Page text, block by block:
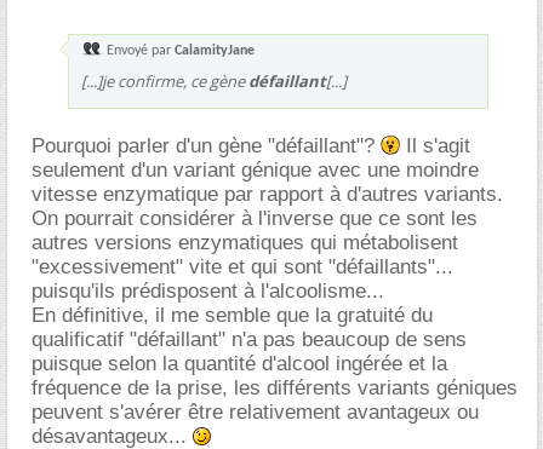
Envoyé par CalamityJane
[...]je confirme, ce gènedéfaillant[...]
Pourquoi parler d'un gène "défaillant"?
Il s'agit
seulement d'un variant génique avec une moindre
vitesse enzymatique par rapport à d'autres variants.
On pourrait considérer à l'inverse que ce sont les
autres versions enzymatiques qui métabolisent
"excessivement" vite et qui sont "défaillants"...
puisqu'ils prédisposent à l'alcoolisme...
En définitive, il me semble que la gratuité du
qualificatif "défaillant" n'a pas beaucoup de sens
puisque selon la quantité d'alcool ingérée et la
fréquence de la prise, les différents variants géniques
peuvent s'avérer être relativement avantageux ou
désavantageux...